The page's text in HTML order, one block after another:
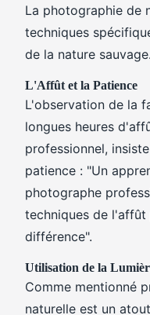
La photographie de
techniques
de la nature sauvage.
L'Affût et la Patience
L'observation de la
longues heures
professionnel,
patience : "Un
photographe
techniques de
différence".
Utilisation de la
Comme mentionné
naturelle est un